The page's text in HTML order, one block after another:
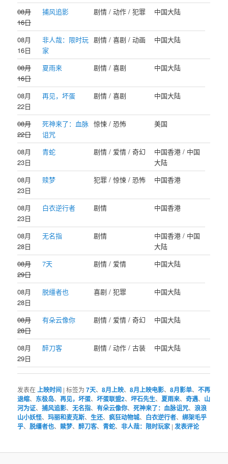
08月
16日
捕风追影 剧情 / 动作 / 犯罪 中国大陆
08月
16日
非人哉：限时玩
家
剧情 / 喜剧 / 动画 中国大陆
08月
16日
夏雨来 剧情 / 喜剧 中国大陆
08月
22日
再见，坏蛋 剧情 / 喜剧 中国大陆
08月
22日
死神来了：血脉
诅咒
惊悚 / 恐怖 美国
08月
23日
青蛇 剧情 / 爱情 / 奇幻
中国香港 / 中国
大陆
08月
23日
赎梦 犯罪 / 惊悚 / 恐怖 中国香港
08月
23日
白衣逆行者 剧情 中国香港
08月
28日
无名指 剧情
中国香港 / 中国
大陆
08月
29日
7天 剧情 / 爱情 中国大陆
08月
28日
脱缰者也 喜剧 / 犯罪 中国大陆
08月
28日
有朵云像你 剧情 / 爱情 / 奇幻 中国大陆
08月
29日
醉刀客 剧情 / 动作 / 古装 中国大陆
发表在上映时间 |标签为 7天、8月上映、8月上映电影、8月影单、不再
退缩、 东极岛、再见，坏蛋、坏蛋联盟2、坪石先生、夏雨来、奇遇、 山
河为证、捕风追影、无名指、有朵云像你、死神来了：血脉诅咒、浪浪
山小妖怪、玛丽和麦克斯、生还、疯狂动物城、 白衣逆行者、绑架毛乎
乎、脱缰者也、 赎梦、醉刀客、青蛇、非人哉：限时玩家 |发表评论